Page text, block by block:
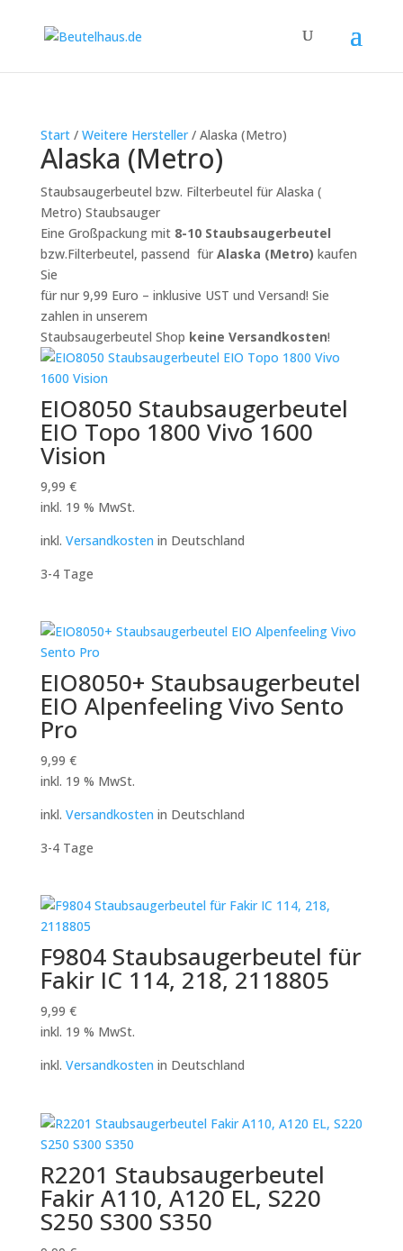
Start/ Weitere Hersteller/ Alaska (Metro)
Alaska (Metro)
Staubsaugerbeutel bzw. Filterbeutel für Alaska (
Metro) Staubsauger
Eine Großpackung mit 8-10 Staubsaugerbeutel
bzw.Filterbeutel, passend für Alaska (Metro) kaufen
Sie
für nur 9,99 Euro – inklusive UST und Versand! Sie
zahlen in unserem
Staubsaugerbeutel Shop keine Versandkosten!
EIO8050 Staubsaugerbeutel
EIO Topo 1800 Vivo 1600
Vision
9,99 €
inkl. 19 % MwSt.
inkl. Versandkosten in Deutschland
3-4 Tage
EIO8050+ Staubsaugerbeutel
EIO Alpenfeeling Vivo Sento
Pro
9,99 €
inkl. 19 % MwSt.
inkl. Versandkosten in Deutschland
3-4 Tage
F9804 Staubsaugerbeutel für
Fakir IC 114, 218, 2118805
9,99 €
inkl. 19 % MwSt.
inkl. Versandkosten in Deutschland
R2201 Staubsaugerbeutel
Fakir A110, A120 EL, S220
S250 S300 S350